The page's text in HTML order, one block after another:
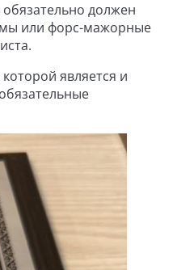
должен
или форс-мажорные
является и